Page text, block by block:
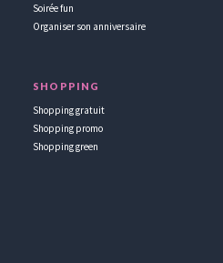
Soirée fun
Organiser son anniversaire
SHOPPING
Shopping gratuit
Shopping promo
Shopping green